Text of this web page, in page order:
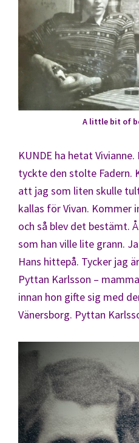
A little bit of
KUNDE ha hetat
tyckte den stolte Fadern.
att jag som liten skulle
kallas för Vivan. Kommer
och så blev det bestämt.
som han ville lite grann.
Hans hittepå. Tycker jag
Pyttan Karlsson –
innan hon gifte sig med
Vänersborg. Pyttan